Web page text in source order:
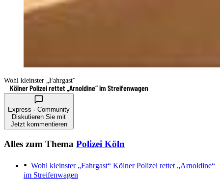
Wohl kleinster „Fahrgast“
Kölner Polizei rettet „Arnoldine“ im Streifenwagen
Express · Community
Diskutieren Sie mit
Jetzt kommentieren
Alles zum Thema Polizei Köln
Wohl kleinster „Fahrgast“ Kölner Polizei rettet „Arnoldine“
im Streifenwagen